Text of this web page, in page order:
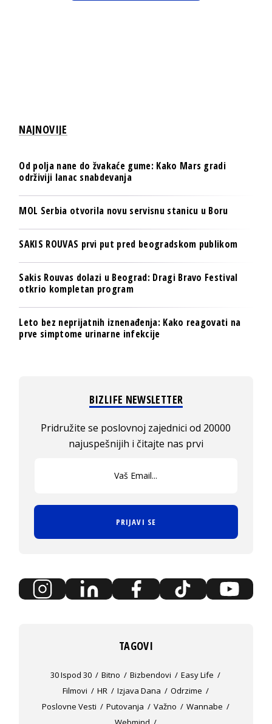
NAJNOVIJE
Od polja nane do žvakaće gume: Kako Mars gradi
održiviji lanac snabdevanja
MOL Serbia otvorila novu servisnu stanicu u Boru
SAKIS ROUVAS prvi put pred beogradskom publikom
Sakis Rouvas dolazi u Beograd: Dragi Bravo Festival
otkrio kompletan program
Leto bez neprijatnih iznenađenja: Kako reagovati na
prve simptome urinarne infekcije
BIZLIFE NEWSLETTER
Pridružite se poslovnoj zajednici od 20000
najuspešnijih i čitajte nas prvi
PRIJAVI SE
TAGOVI
30 Ispod 30 Bitno Bizbendovi
Easy Life
Filmovi
HR Izjava Dana
Odrzime
Poslovne Vesti
Putovanja Važno
Wannabe